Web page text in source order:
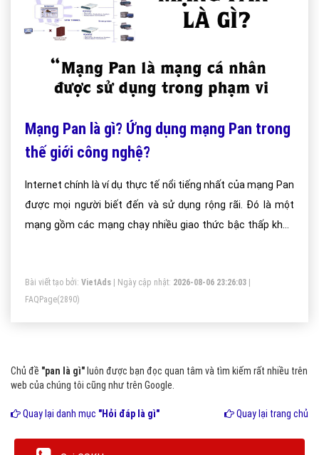
Mạng Pan là gì? Ứng dụng mạng Pan trong
thế giới công nghệ?
Internet chính là ví dụ thực tế nổi tiếng nhất của mạng Pan
được mọi người biết đến và sử dụng rộng rãi. Đó là một
mạng gồm các mạng chạy nhiều giao thức bậc thấp khác
dây công nghệ mạng là Bluetooth, mạng wif, tai nghe và
điện thoại thông minh cũng là một thành phần quan trọng
trong sử dụng mạng Pan
Bài viết tạo bởi: VietAds | Ngày cập nhật: 2026-08-06 23:26:03
FAQPage(2890)
Chủ đề "pan là gì" luôn được bạn đọc quan tâm và tìm kiếm rất nhiều trên
web của chúng tôi cũng như trên Google.
Quay lại danh mục "Hỏi đáp là gì" Quay lại trang chủ